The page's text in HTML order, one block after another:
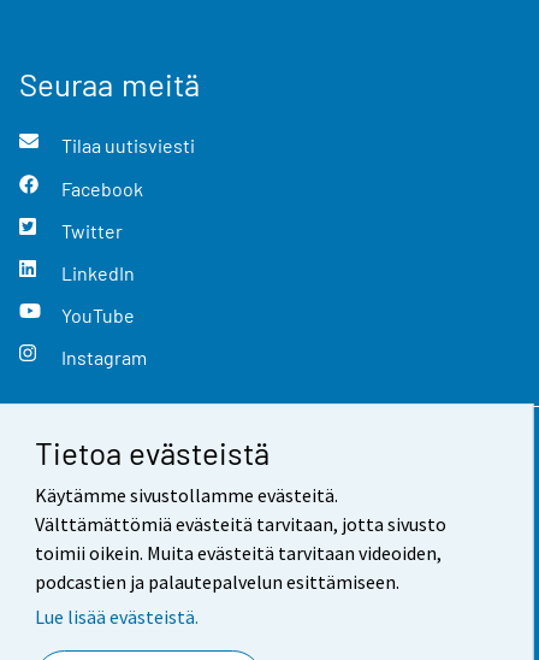
Tietoa evästeistä
Käytämme sivustollamme evästeitä.
Välttämättömiä evästeitä tarvitaan, jotta sivusto
toimii oikein. Muita evästeitä tarvitaan videoiden,
podcastien ja palautepalvelun esittämiseen.
Lue lisää evästeistä.
Seuraa meitä
Tilaa uutisviesti
Facebook
Twitter
LinkedIn
YouTube
Instagram
Yhteystiedot
Palaute
Käyttöehdot
Saavutettavuus